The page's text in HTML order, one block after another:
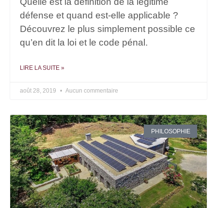
défense et quand est-elle applicable ?
Découvrez le plus simplement possible ce
qu’en dit la loi et le code pénal.
LIRE LA SUITE »
août 28, 2019 Aucun commentaire
PHILOSOPHIE